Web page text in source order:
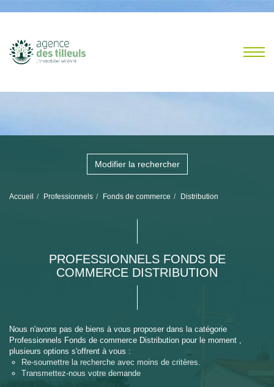
Modifier la rechercher
Accueil Professionnels Fonds de commerce Distribution
PROFESSIONNELS FONDS DE
COMMERCE DISTRIBUTION
Nous n'avons pas de biens à vous proposer dans la catégorie
Professionnels Fonds de commerce Distribution pour le moment ,
plusieurs options s'offrent à vous :
Re-soumettre la recherche avec moins de critères.
Transmettez-nous votre demande